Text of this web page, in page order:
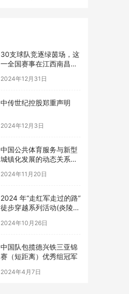
一全国赛事在江西南昌进
贤县开赛
城镇化发展的动态关系及
优化路径研究
徒步穿越系列活动(炎陵
站) 举办
赛（短距离）优秀组冠军